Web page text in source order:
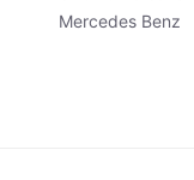
Mercedes Benz